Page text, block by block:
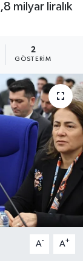
milyar liralık
2
GÖSTERIM
A- A+